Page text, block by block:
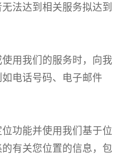
法达到相关服务拟达到
用我们的服务时，向我
电话号码、电子邮件
功能并使用我们基于位
有关您位置的信息，包